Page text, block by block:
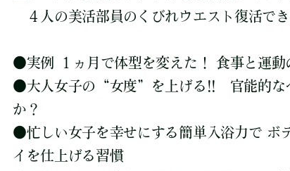
４人の美活部員のくびれウエスト復活で
●実例 １ヵ月で体型を変えた！ 食事と運動
●大人女子の“女度”を上げる!! 官能的な
か？
●忙しい女子を幸せにする簡単入浴力で ボ
イを仕上げる習慣